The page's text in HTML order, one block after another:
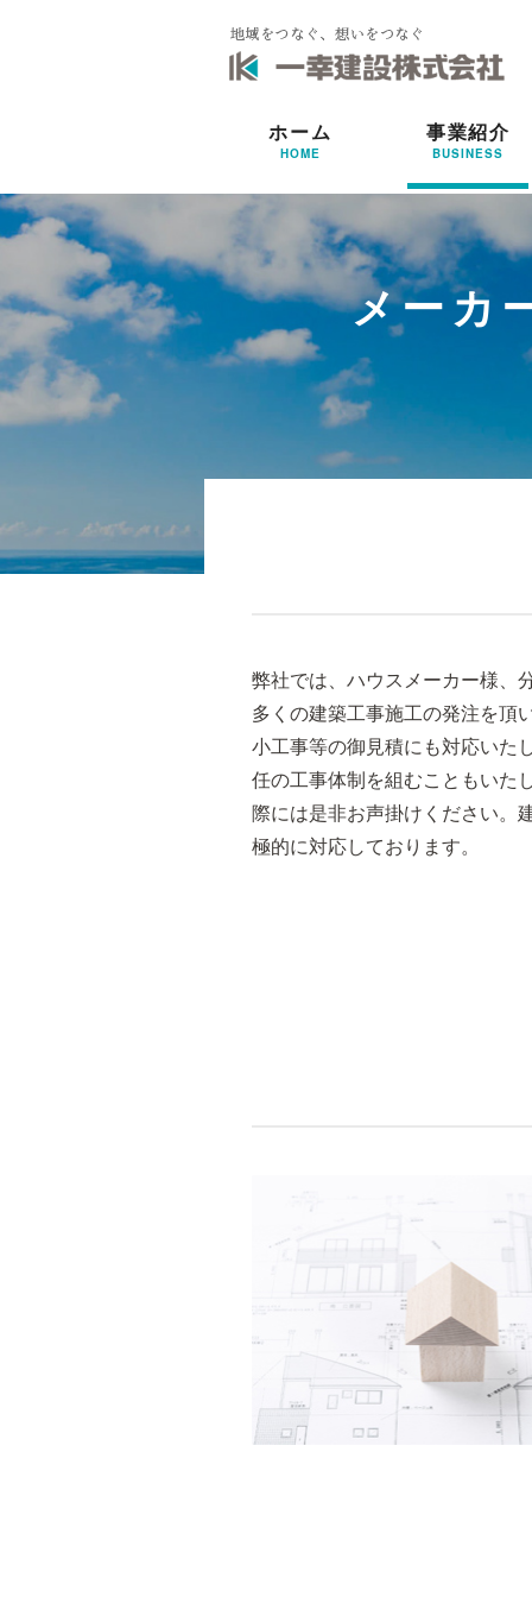
ホーム
HOME
事業紹介
BUSINESS
メーカ
弊社では、ハウスメーカー様、
多くの建築工事施工の発注を頂
小工事等の御見積にも対応いた
任の工事体制を組むこともいた
際には是非お声掛けください。
極的に対応しております。